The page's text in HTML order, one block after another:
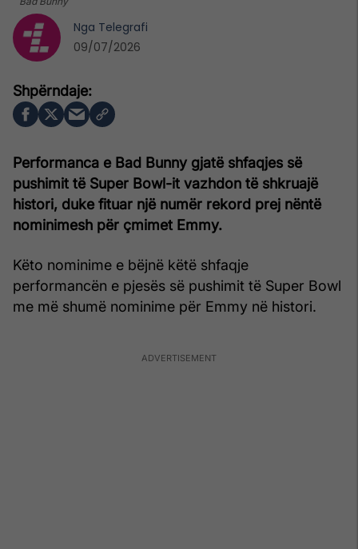
Performanca e Bad Bunny gjatë shfaqjes së
pushimit të Super Bowl-it vazhdon të shkruajë
histori, duke fituar një numër rekord prej nëntë
nominimesh për çmimet Emmy.
Këto nominime e bëjnë këtë shfaqje
performancën e pjesës së pushimit të Super Bowl
me më shumë nominime për Emmy në histori.
Nga Telegrafi
09/07/2026